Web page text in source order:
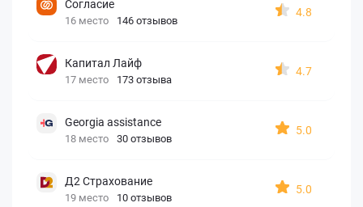
Согласие
16 место 146 отзывов
4.8
Капитал Лайф
17 место 173 отзыва
4.7
Georgia assistance
18 место 30 отзывов
5.0
Д2 Страхование
19 место 10 отзывов
5.0